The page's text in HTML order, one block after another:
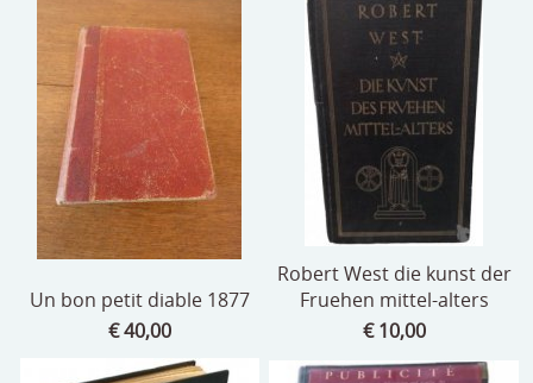
Un bon petit diable 1877
€ 40,00
Robert West die kunst der
Fruehen mittel-alters
€ 10,00